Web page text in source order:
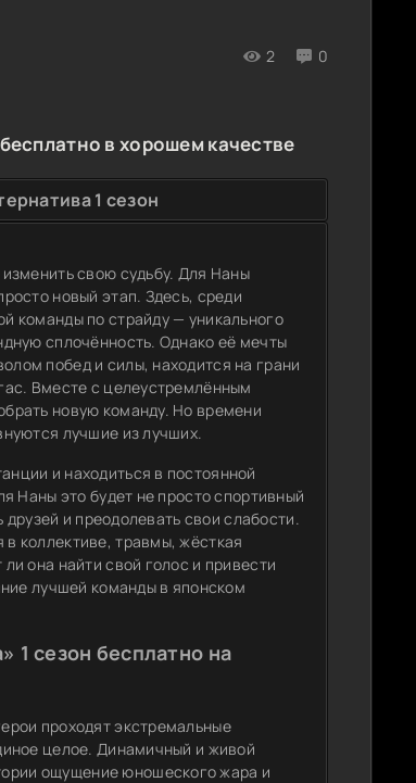
2 0
в хорошем качестве
1 сезон
свою судьбу. Для Наны
новый этап. Здесь, среди
команды по страйду — уникального
сплочённость. Однако её мечты
побед и силы, находится на грани
Вместе с целеустремлённым
новую команду. Но времени
лучшие из лучших.
и находиться в постоянной
Наны это будет не просто спортивный
и преодолевать свои слабости.
коллективе, травмы, жёсткая
она найти свой голос и привести
лучшей команды в японском
1 сезон бесплатно на
проходят экстремальные
целое. Динамичный и живой
ощущение юношеского жара и